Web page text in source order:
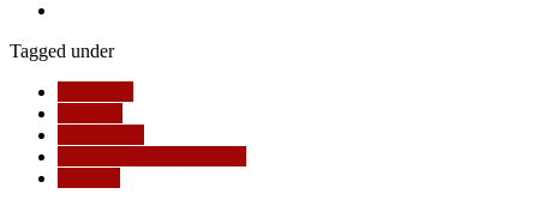
Tagged under